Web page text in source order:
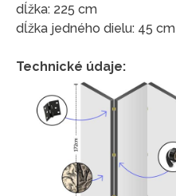
dĺžka: 225 cm
dĺžka jedného dielu: 45 cm
Technické údaje: